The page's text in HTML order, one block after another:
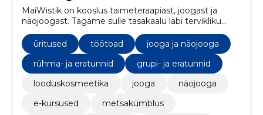
MaiWistik on kooslus taimeteraapiast, joogast ja
näojoogast. Tagame sulle tasakaalu läbi tervikliku
lähenemise olles keskendunud holistilisele
taimetarkusele. E-poest on leitav ka käsitööna
valminud looduskosmeetika.
üritused töötoad
jooga ja näojooga
rühma- ja eratunnid
grupi- ja eratunnid
looduskosmeetika
jooga
näojooga
e-kursused
metsakümblus